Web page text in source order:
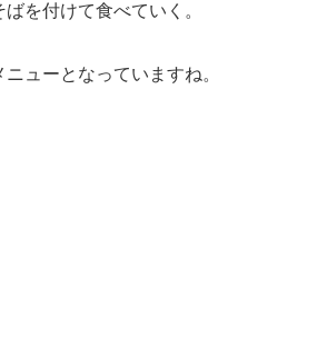
を付けて食べていく。
ューとなっていますね。